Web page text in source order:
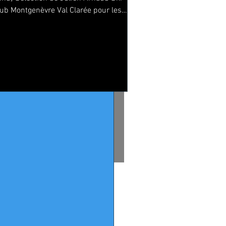
Montgenèvre Val Clarée pour les